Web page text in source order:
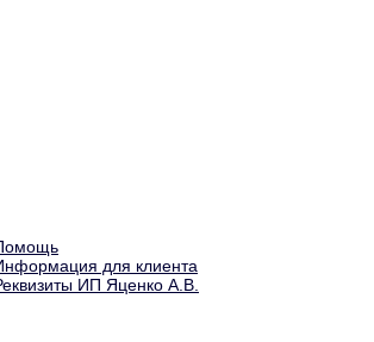
для клиента
ИП Яценко А.В.